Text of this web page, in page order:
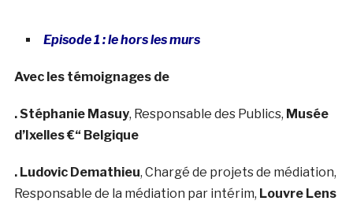
Episode 1 : le hors les murs
Avec les témoignages de
. Stéphanie Masuy, Responsable des Publics, Musée
d’Ixelles €“ Belgique
. Ludovic Demathieu, Chargé de projets de médiation,
Responsable de la médiation par intérim, Louvre Lens